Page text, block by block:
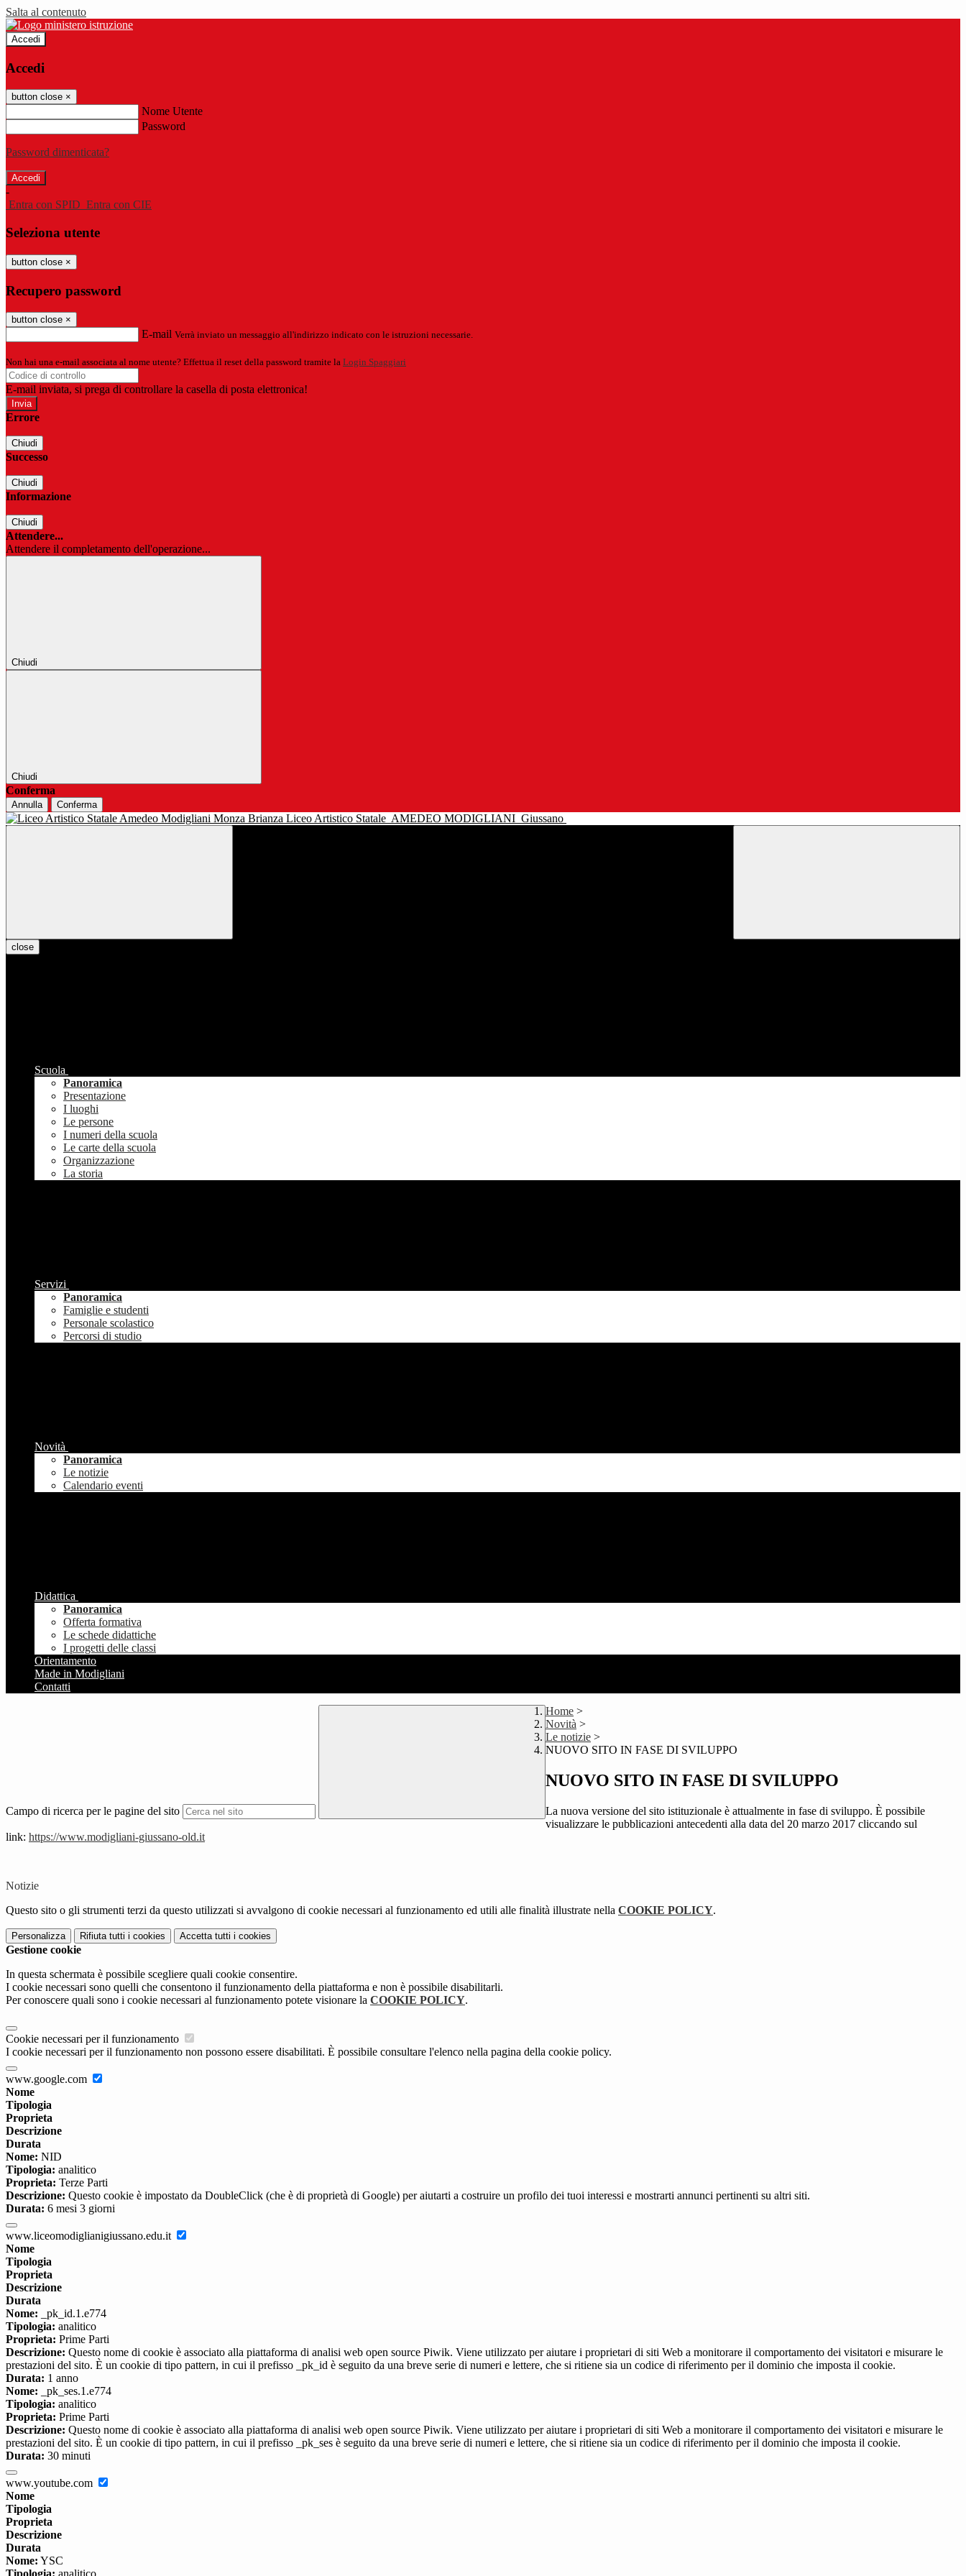
Salta al contenuto
Accedi
Accedi
button close ×
Nome Utente
Password
Password dimenticata?
-
Entra con SPID Entra con CIE
Seleziona utente
button close ×
Recupero password
button close ×
E-mail Verrà inviato un messaggio all'indirizzo indicato con le istruzioni necessarie.
Non hai una e-mail associata al nome utente? Effettua il reset della password tramite la Login Spaggiari
E-mail inviata, si prega di controllare la casella di posta elettronica!
Errore
Chiudi
Successo
Chiudi
Informazione
Chiudi
Attendere...
Attendere il completamento dell'operazione...
Chiudi
Chiudi
Conferma
Annulla Conferma
Liceo Artistico Statale AMEDEO MODIGLIANI Giussano
close
Scuola
Panoramica
Presentazione
I luoghi
Le persone
I numeri della scuola
Le carte della scuola
Organizzazione
La storia
Servizi
Panoramica
Famiglie e studenti
Personale scolastico
Percorsi di studio
Novità
Panoramica
Le notizie
Calendario eventi
Didattica
Panoramica
Offerta formativa
Le schede didattiche
I progetti delle classi
Orientamento
Made in Modigliani
Contatti
Campo di ricerca per le pagine del sito
Home >
Novità >
Le notizie >
NUOVO SITO IN FASE DI SVILUPPO
NUOVO SITO IN FASE DI SVILUPPO
La nuova versione del sito istituzionale è attualmente in fase di sviluppo. È possibile
visualizzare le pubblicazioni antecedenti alla data del 20 marzo 2017 cliccando sul
link: https://www.modigliani-giussano-old.it
Notizie
Questo sito o gli strumenti terzi da questo utilizzati si avvalgono di cookie necessari al funzionamento ed utili alle finalità illustrate nella COOKIE POLICY.
Personalizza Rifiuta tutti i cookies Accetta tutti i cookies
Gestione cookie
In questa schermata è possibile scegliere quali cookie consentire.
I cookie necessari sono quelli che consentono il funzionamento della piattaforma e non è possibile disabilitarli.
Per conoscere quali sono i cookie necessari al funzionamento potete visionare la COOKIE POLICY.
Cookie necessari per il funzionamento
I cookie necessari per il funzionamento non possono essere disabilitati. È possibile consultare l'elenco nella pagina della cookie policy.
www.google.com
Nome
Tipologia
Proprieta
Descrizione
Durata
Nome: NID
Tipologia: analitico
Proprieta: Terze Parti
Descrizione: Questo cookie è impostato da DoubleClick (che è di proprietà di Google) per aiutarti a costruire un profilo dei tuoi interessi e mostrarti annunci pertinenti su altri siti.
Durata: 6 mesi 3 giorni
www.liceomodiglianigiussano.edu.it
Nome
Tipologia
Proprieta
Descrizione
Durata
Nome: _pk_id.1.e774
Tipologia: analitico
Proprieta: Prime Parti
Descrizione: Questo nome di cookie è associato alla piattaforma di analisi web open source Piwik. Viene utilizzato per aiutare i proprietari di siti Web a monitorare il comportamento dei visitatori e misurare le
prestazioni del sito. È un cookie di tipo pattern, in cui il prefisso _pk_id è seguito da una breve serie di numeri e lettere, che si ritiene sia un codice di riferimento per il dominio che imposta il cookie.
Durata: 1 anno
Nome: _pk_ses.1.e774
Tipologia: analitico
Proprieta: Prime Parti
Descrizione: Questo nome di cookie è associato alla piattaforma di analisi web open source Piwik. Viene utilizzato per aiutare i proprietari di siti Web a monitorare il comportamento dei visitatori e misurare le
prestazioni del sito. È un cookie di tipo pattern, in cui il prefisso _pk_ses è seguito da una breve serie di numeri e lettere, che si ritiene sia un codice di riferimento per il dominio che imposta il cookie.
Durata: 30 minuti
www.youtube.com
Nome
Tipologia
Proprieta
Descrizione
Durata
Nome: YSC